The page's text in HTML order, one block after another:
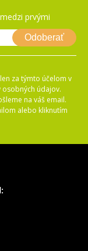
prvými
Odoberať
za týmto účelom v
údajov.
na váš email.
alebo kliknutím